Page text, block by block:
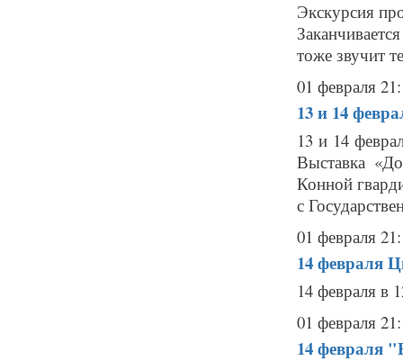
Экскурсия
тоже звучит
01 февраля
13 и 14
13 и 14
Выставка
Конной
с
01 февраля
14 февраля
14 февраля в
01 февраля
14 февраля